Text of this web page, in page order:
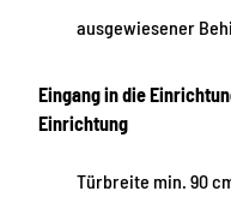
ausgewiesener
Eingang in die
Einrichtung
Türbreite min. 90